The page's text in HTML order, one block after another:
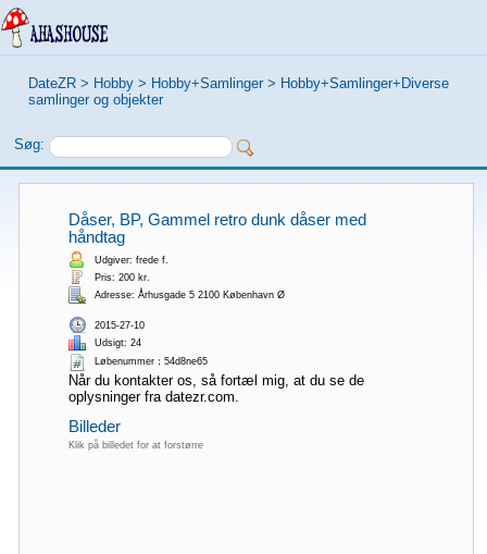
DateZR > Hobby > Hobby+Samlinger > Hobby+Samlinger+Diverse
samlinger og objekter
Søg:
Dåser, BP, Gammel retro dunk dåser med
håndtag
Udgiver: frede f.
Pris: 200 kr.
Adresse: Århusgade 5 2100 København Ø
2015-27-10
Udsigt: 24
Løbenummer：54d8ne65
Når du kontakter os, så fortæl mig, at du se de
oplysninger fra datezr.com.
Billeder
Klik på billedet for at forstørre